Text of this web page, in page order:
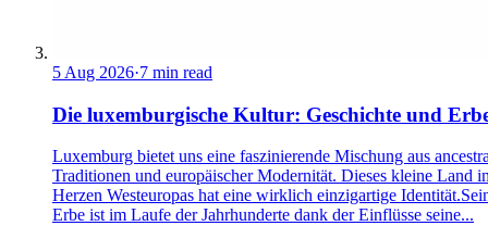
5 Aug 2026·7 min read
Die luxemburgische Kultur: Geschichte und
Luxemburg bietet uns eine faszinierende Mischung aus
Traditionen und europäischer Modernität. Dieses kleine Land
Herzen Westeuropas hat eine wirklich einzigartige
Erbe ist im Laufe der Jahrhunderte dank der Einflüsse seine...